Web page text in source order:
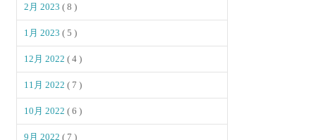
2月 2023( 8 )
1月 2023( 5 )
12月 2022( 4 )
11月 2022( 7 )
10月 2022( 6 )
9月 2022( 7 )